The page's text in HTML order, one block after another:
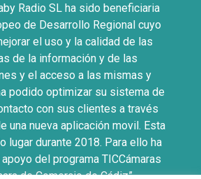
Radio SL ha sido beneficiaria
de Desarrollo Regional cuyo
el uso y la calidad de las
de la información y de las
y el acceso a las mismas y
podido optimizar su sistema de
con sus clientes a través
una nueva aplicación movil. Esta
lugar durante 2018. Para ello ha
del programa TICCámaras
de Comercio de Cádiz”.